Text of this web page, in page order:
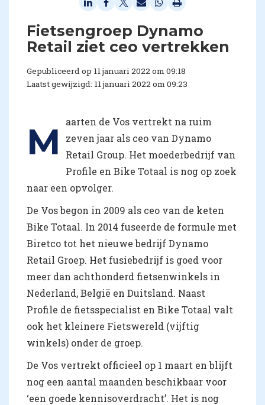
Fietsengroep Dynamo
Retail ziet ceo vertrekken
Gepubliceerd op 11 januari 2022 om 09:18
Laatst gewijzigd: 11 januari 2022 om 09:23
M
aarten de Vos vertrekt na ruim
zeven jaar als ceo van Dynamo
Retail Group. Het moederbedrijf van
Profile en Bike Totaal is nog op zoek
naar een opvolger.
De Vos begon in 2009 als ceo van de keten
Bike Totaal. In 2014 fuseerde de formule met
Biretco tot het nieuwe bedrijf Dynamo
Retail Groep. Het fusiebedrijf is goed voor
meer dan achthonderd fietsenwinkels in
Nederland, België en Duitsland. Naast
Profile de fietsspecialist en Bike Totaal valt
ook het kleinere Fietswereld (vijftig
winkels) onder de groep.
De Vos vertrekt officieel op 1 maart en blijft
nog een aantal maanden beschikbaar voor
‘een goede kennisoverdracht’. Het is nog